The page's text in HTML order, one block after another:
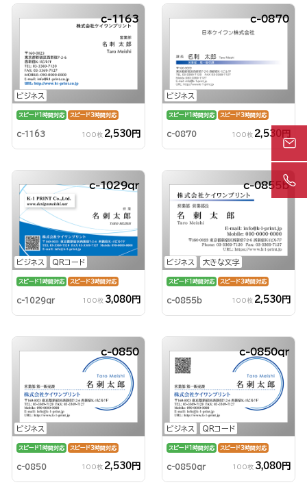
ビジネス
c-1163
スピード1時間対応 スピード3時間対応
c-1163 100枚 2,530円
ビジネス
c-0870
スピード1時間対応 スピード3時間対応
c-0870 100枚 2,530円
ビジネス QRコード
c-1029qr
スピード1時間対応 スピード3時間対応
c-1029qr 100枚 3,080円
ビジネス 大きな文字
c-0855b
スピード1時間対応 スピード3時間対応
c-0855b 100枚 2,530円
ビジネス
c-0850
スピード1時間対応 スピード3時間対応
c-0850 100枚 2,530円
ビジネス QRコード
c-0850qr
スピード1時間対応 スピード3時間対応
c-0850qr 100枚 3,080円